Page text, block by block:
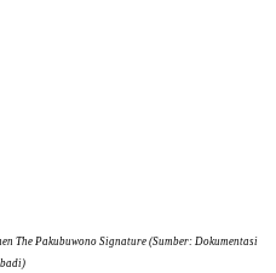
The Pakubuwono Signature (Sumber: Dokumentasi